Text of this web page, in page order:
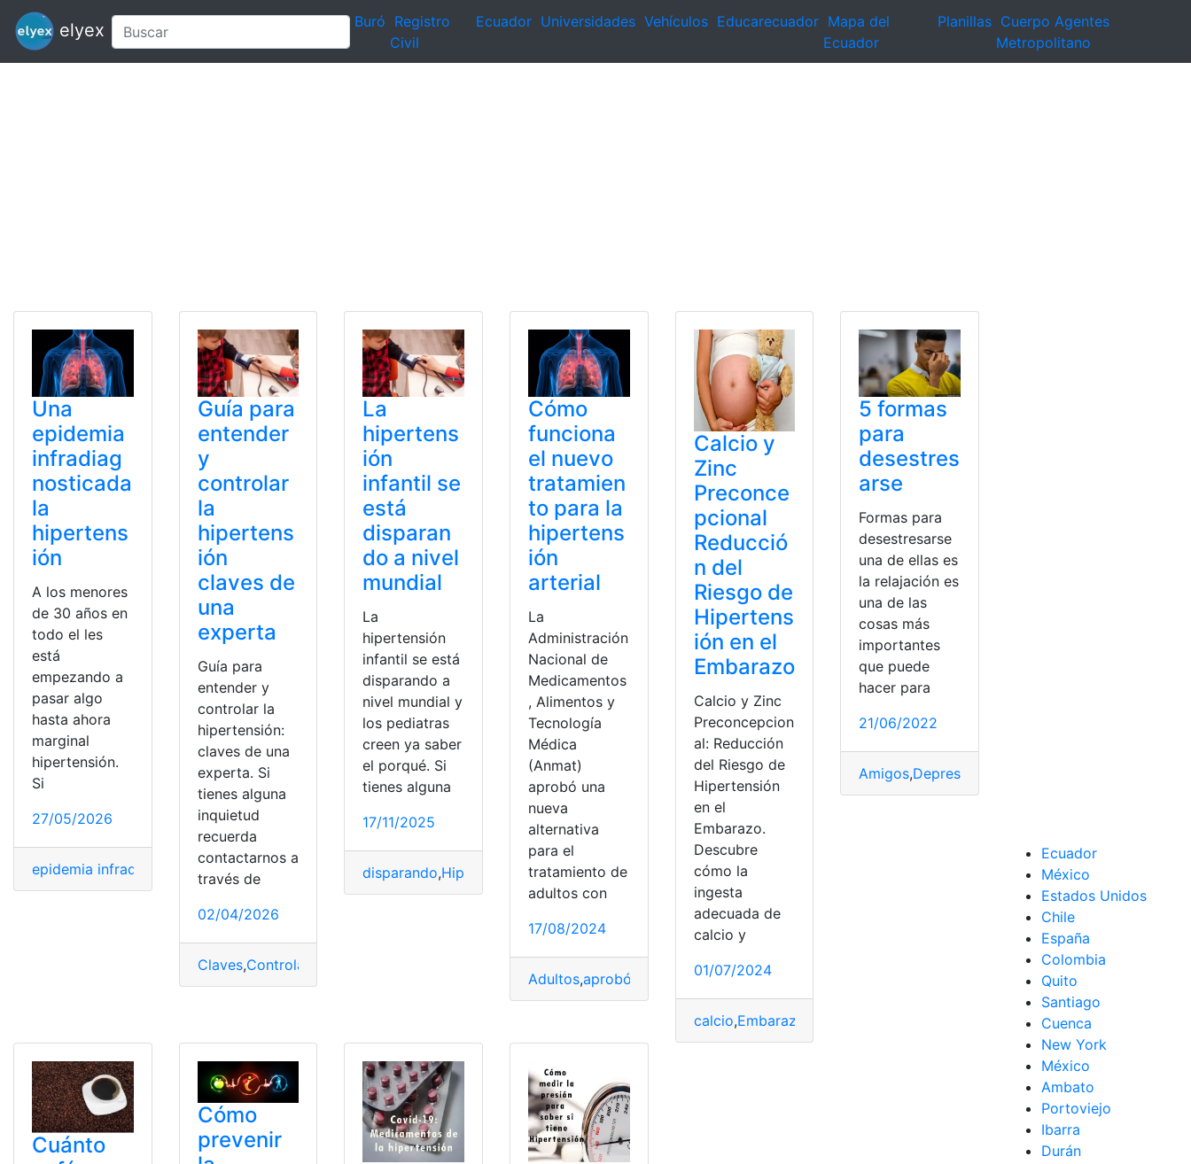
elyex Buró Registro
Civil
Ecuador Universidades Vehículos Educarecuador Mapa del
Ecuador
Planillas Cuerpo Agentes
Metropolitano
Una
epidemia
infradiag
nosticada
la
hipertens
ión
A los menores
de 30 años en
todo el les
está
empezando a
pasar algo
hasta ahora
marginal
hipertensión.
Si
27/05/2026
epidemia infradiagnosticada Hipertensión Menores
Guía para
entender
y
controlar
la
hipertens
ión
claves de
una
experta
Guía para
entender y
controlar la
hipertensión:
claves de una
experta. Si
tienes alguna
inquietud
recuerda
contactarnos a
través de
02/04/2026
Claves,Controlar
La
hipertens
ión
infantil se
está
disparan
do a nivel
mundial
La
hipertensión
infantil se está
disparando a
nivel mundial y
los pediatras
creen ya saber
el porqué. Si
tienes alguna
17/11/2025
disparando,Hipertensión ,hipertensión infantil Infantil,Mundial
Cómo
funciona
el nuevo
tratamien
to para la
hipertens
ión
arterial
La
Administración
Nacional de
Medicamentos
, Alimentos y
Tecnología
Médica
(Anmat)
aprobó una
nueva
alternativa
para el
tratamiento de
adultos con
17/08/2024
Adultos,aprobó Argentina, arterial,funciona Tratamiento
Calcio y
Zinc
Preconce
pcional
Reducció
n del
Riesgo de
Hipertens
ión en el
Embarazo
Calcio y Zinc
Preconcepcion
al: Reducción
del Riesgo de
Hipertensión
en el
Embarazo.
Descubre
cómo la
ingesta
adecuada de
calcio y
01/07/2024
calcio,Embarazo Reducción,Riesgo
5 formas
para
desestres
arse
Formas para
desestresarse
una de ellas es
la relajación es
una de las
cosas más
importantes
que puede
hacer para
21/06/2022
Amigos,Depresión
Cuánto
Cómo
prevenir
Ecuador
México
Estados Unidos
Chile
España
Colombia
Quito
Santiago
Cuenca
New York
México
Ambato
Portoviejo
Ibarra
Durán